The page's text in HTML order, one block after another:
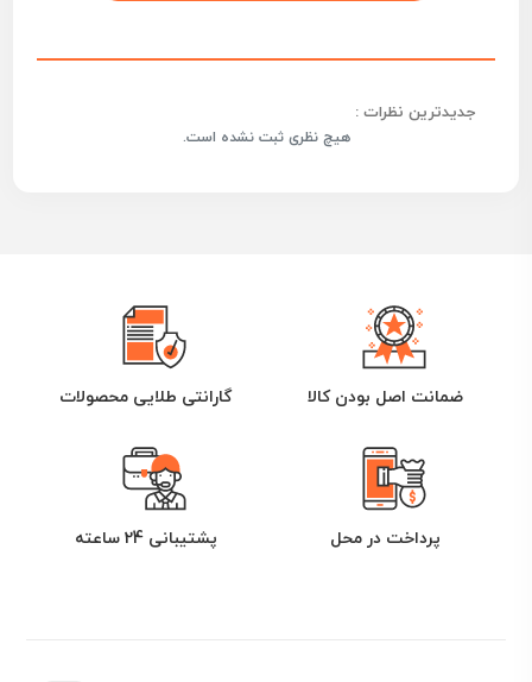
جدیدترین نظرات :
هیچ نظری ثبت نشده است.
ضمانت اصل بودن کالا گارانتی طلایی محصولات
پرداخت در محل پشتیبانی 24 ساعته